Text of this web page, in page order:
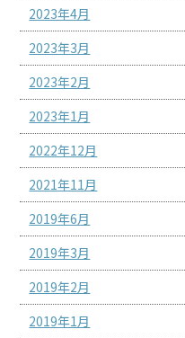
2023年4月
2023年3月
2023年2月
2023年1月
2022年12月
2021年11月
2019年6月
2019年3月
2019年2月
2019年1月